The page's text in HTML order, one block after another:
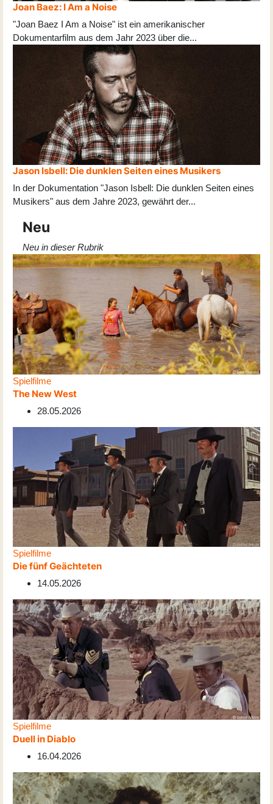
Joan Baez: I Am a Noise
"Joan Baez I Am a Noise" ist ein amerikanischer
Dokumentarfilm aus dem Jahr 2023 über die...
Jason Isbell: Die dunklen Seiten eines Musikers
In der Dokumentation "Jason Isbell: Die dunklen Seiten eines
Musikers" aus dem Jahre 2023, gewährt der...
Neu
Neu in dieser Rubrik
Spielfilme
The New West
28.05.2026
Spielfilme
Die fünf Geächteten
14.05.2026
Spielfilme
Duell in Diablo
16.04.2026